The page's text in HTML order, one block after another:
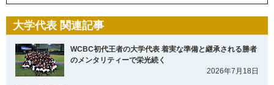
大学代表 関連記事
WCBC初代王者の大学代表 着実な準備と継承される勝者
のメンタリティーで栄光続く
2026年7月18日